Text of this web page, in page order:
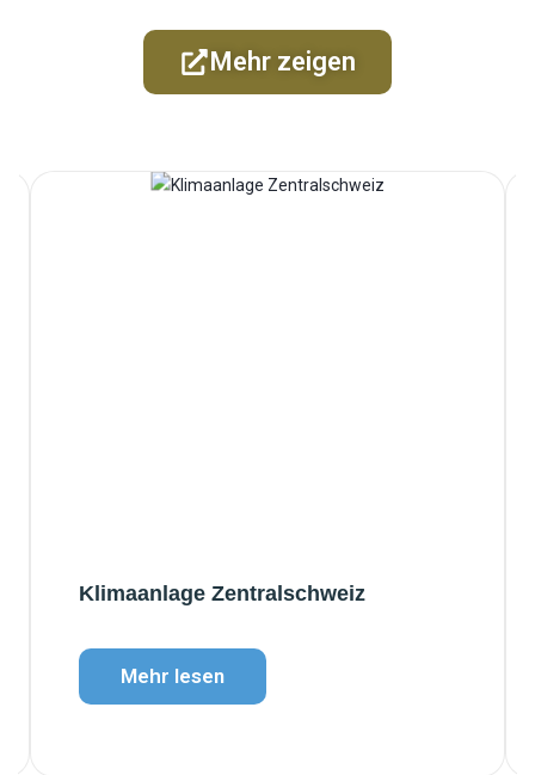
Mehr zeigen
Klimaanlage Zentralschweiz
Mehr lesen